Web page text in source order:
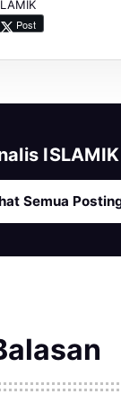
Post
ISLAMIK
Semua